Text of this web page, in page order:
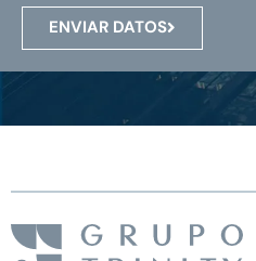
ENVIAR DATOS